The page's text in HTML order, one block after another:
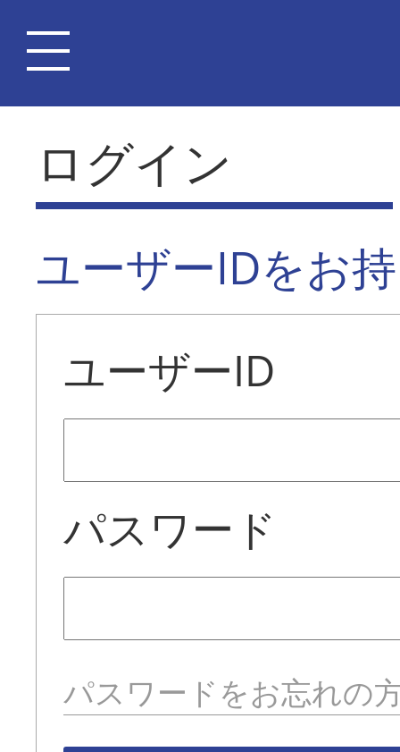
ログイン
ユーザーIDをお
ユーザーID
パスワード
パスワードをお忘れの